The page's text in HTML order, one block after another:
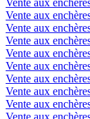
Vente aux
Vente aux
Vente aux
Vente aux
Vente aux
Vente aux
Vente aux
Vente aux
Vente aux